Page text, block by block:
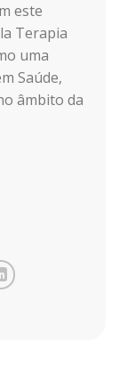
este
Terapia
uma
Saúde,
âmbito da